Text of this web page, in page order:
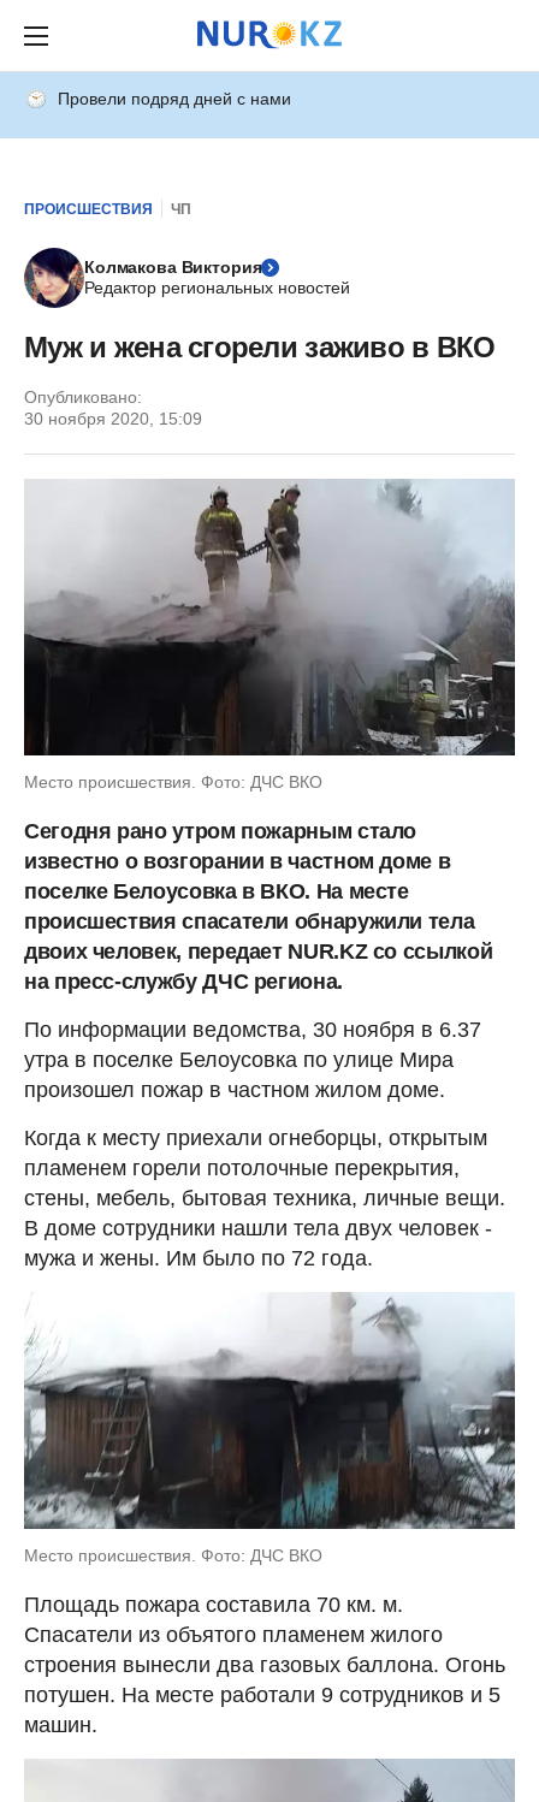
Провели подряд дней с нами
ПРОИСШЕСТВИЯ ЧП
Колмакова Виктория
Редактор региональных новостей
Муж и жена сгорели заживо в ВКО
Опубликовано:
30 ноября 2020, 15:09
Место происшествия. Фото: ДЧС ВКО
Сегодня рано утром пожарным стало
известно о возгорании в частном доме в
поселке Белоусовка в ВКО. На месте
происшествия спасатели обнаружили тела
двоих человек, передает NUR.KZ со ссылкой
на пресс-службу ДЧС региона.
По информации ведомства, 30 ноября в 6.37
утра в поселке Белоусовка по улице Мира
произошел пожар в частном жилом доме.
Когда к месту приехали огнеборцы, открытым
пламенем горели потолочные перекрытия,
стены, мебель, бытовая техника, личные вещи.
В доме сотрудники нашли тела двух человек -
мужа и жены. Им было по 72 года.
Место происшествия. Фото: ДЧС ВКО
Площадь пожара составила 70 км. м.
Спасатели из объятого пламенем жилого
строения вынесли два газовых баллона. Огонь
потушен. На месте работали 9 сотрудников и 5
машин.